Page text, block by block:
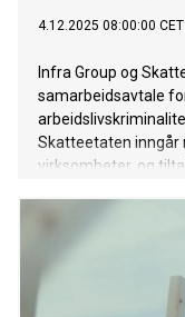
4.12.2025 08:00:00 CET
Infra Group og
samarbeidsavtale
Skatteetaten inngår
virksomheter, og